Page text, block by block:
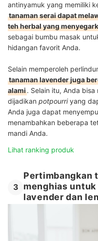
antinyamuk yang memiliki
tanaman serai dapat
teh herbal yang
sebagai bumbu masak
hidangan favorit Anda.
Selain memperoleh
tanaman lavender juga
alami. Selain itu, Anda
dijadikan potpourriyang
Anda juga dapat
menambahkan beberapa
mandi Anda.
Lihat ranking produk
3
Pertimbangkan
menghias
lavender dan